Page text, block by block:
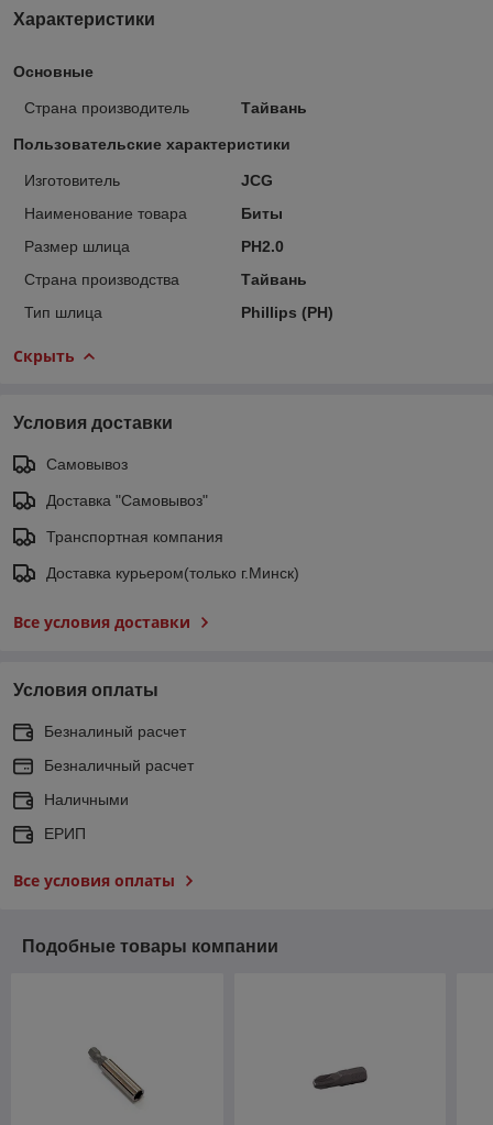
Характеристики
Основные
Страна производитель Тайвань
Пользовательские характеристики
Изготовитель
JCG
Наименование товара
Биты
Размер шлица
PH2.0
Страна производства
Тайвань
Тип шлица
Phillips (PH)
Скрыть
Условия доставки
Самовывоз
Доставка "Самовывоз"
Транспортная компания
Доставка курьером(только г.Минск)
Все условия доставки
Условия оплаты
Безналиный расчет
Безналичный расчет
Наличными
ЕРИП
Все условия оплаты
Подобные товары компании